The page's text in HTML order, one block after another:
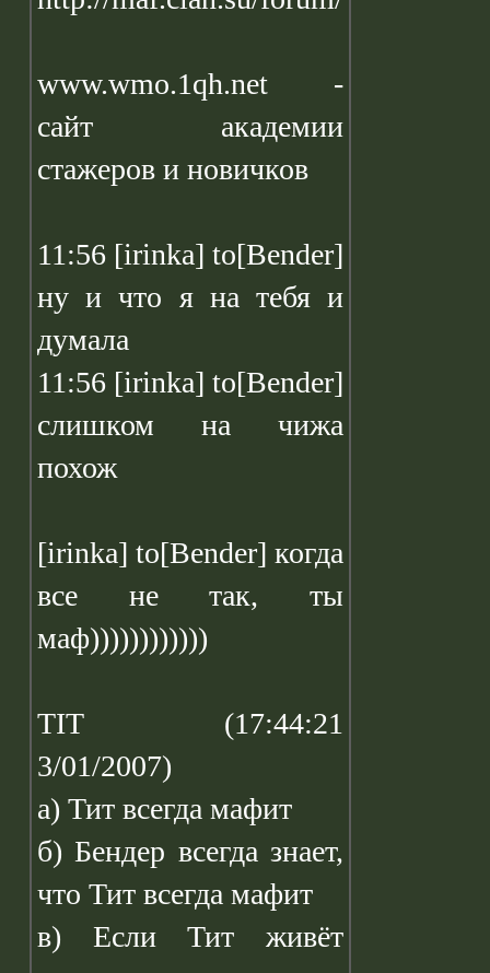
www.wmo.1qh.net -
сайт академии
стажеров и новичков
11:56 [irinka] to[Bender]
ну и что я на тебя и
думала
11:56 [irinka] to[Bender]
слишком на чижа
похож
[irinka] to[Bender] когда
все не так, ты
маф))))))))))))
TIT (17:44:21
3/01/2007)
а) Тит всегда мафит
б) Бендер всегда знает,
что Тит всегда мафит
в) Если Тит живёт